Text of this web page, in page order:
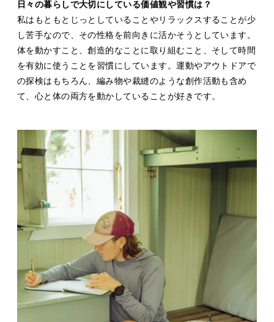
日々の暮らしで大切にしている価値観や習慣は？
私はもともとじっとしていることやリラックスすることが少
し苦手なので、その性格を前向きに活かそうとしています。
体を動かすこと、創造的なことに取り組むこと、そして時間
を有効に使うことを習慣にしています。運動やアウトドアで
の探検はもちろん、編み物や裁縫のような創作活動も含め
て、心と体の両方を動かしていることが好きです。